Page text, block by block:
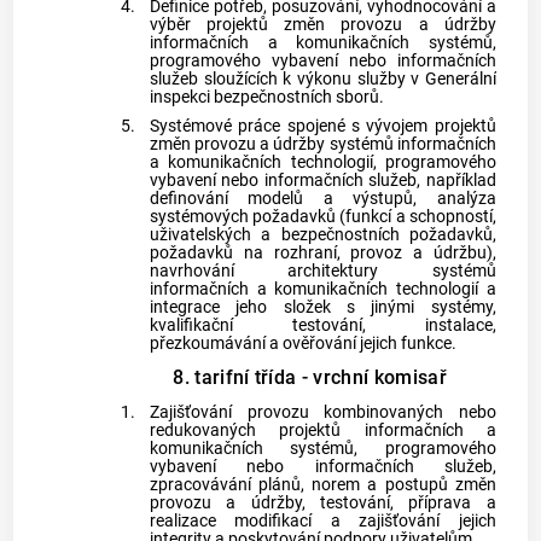
4.
Definice potřeb, posuzování, vyhodnocování a
výběr projektů změn provozu a údržby
informačních a komunikačních systémů,
programového vybavení nebo informačních
služeb sloužících k výkonu služby v Generální
inspekci bezpečnostních sborů.
5.
Systémové práce spojené s vývojem projektů
změn provozu a údržby systémů informačních
a komunikačních technologií, programového
vybavení nebo informačních služeb, například
definování modelů a výstupů, analýza
systémových požadavků (funkcí a schopností,
uživatelských a bezpečnostních požadavků,
požadavků na rozhraní, provoz a údržbu),
navrhování architektury systémů
informačních a komunikačních technologií a
integrace jeho složek s jinými systémy,
kvalifikační testování, instalace,
přezkoumávání a ověřování jejich funkce.
8. tarifní třída - vrchní komisař
1.
Zajišťování provozu kombinovaných nebo
redukovaných projektů informačních a
komunikačních systémů, programového
vybavení nebo informačních služeb,
zpracovávání plánů, norem a postupů změn
provozu a údržby, testování, příprava a
realizace modifikací a zajišťování jejich